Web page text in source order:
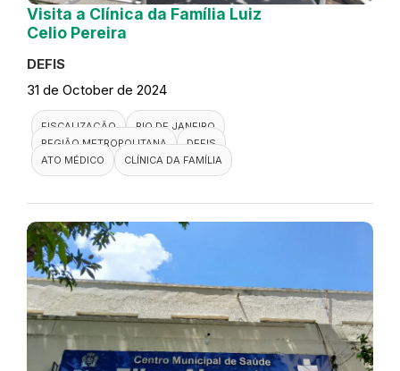
Visita a Clínica da Família Luiz
Celio Pereira
DEFIS
31 de October de 2024
FISCALIZAÇÃO
RIO DE JANEIRO
REGIÃO METROPOLITANA
DEFIS
ATO MÉDICO
CLÍNICA DA FAMÍLIA